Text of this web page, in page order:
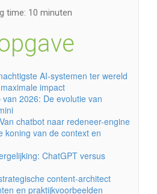
time: 10 minuten
AI-systemen ter wereld
impact
2026: De evolutie van
chatbot naar redeneer-engine
koning van de context en
ChatGPT versus
content-architect
en praktijkvoorbeelden